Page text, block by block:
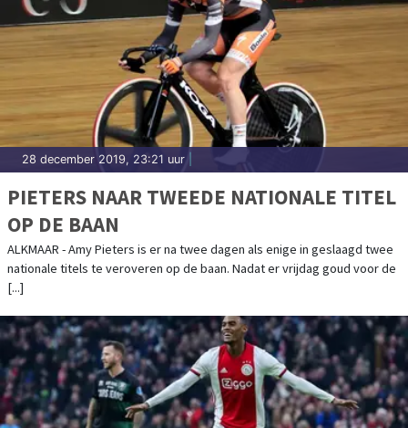
28 december 2019, 23:21 uur
PIETERS NAAR TWEEDE NATIONALE TITEL
OP DE BAAN
ALKMAAR - Amy Pieters is er na twee dagen als enige in geslaagd twee
nationale titels te veroveren op de baan. Nadat er vrijdag goud voor de
[...]